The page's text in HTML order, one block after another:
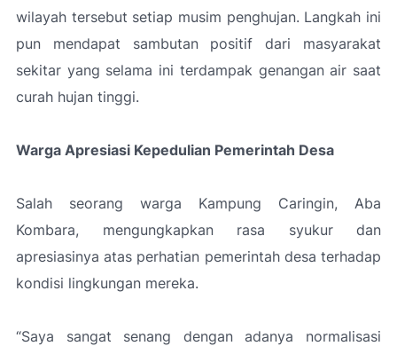
wilayah tersebut setiap musim penghujan. Langkah ini
pun mendapat sambutan positif dari masyarakat
sekitar yang selama ini terdampak genangan air saat
curah hujan tinggi.
Warga Apresiasi Kepedulian Pemerintah Desa
Salah seorang warga Kampung Caringin, Aba
Kombara, mengungkapkan rasa syukur dan
apresiasinya atas perhatian pemerintah desa terhadap
kondisi lingkungan mereka.
“Saya sangat senang dengan adanya normalisasi